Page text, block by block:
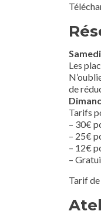
Les
de
Tarifs
– 30€
– 25€
– 12€
–
Tarif